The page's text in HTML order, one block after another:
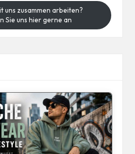
uns zusammen arbeiten?
Sie uns hier gerne an